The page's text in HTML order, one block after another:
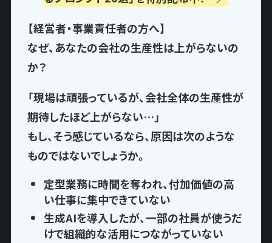
【経営者・事業責任者の方へ】
なぜ、あなたの会社の生産性は上がらないの
か？
「現場は頑張っているが、会社全体の生産性が
期待したほど上がらない…」
もし、そう感じているなら、原因は次のような
ものではないでしょうか。
定型業務に時間を奪われ、付加価値の高
い仕事に集中できていない
生成AIを導入したが、一部の社員が使うだ
けで組織的な活用につながっていない